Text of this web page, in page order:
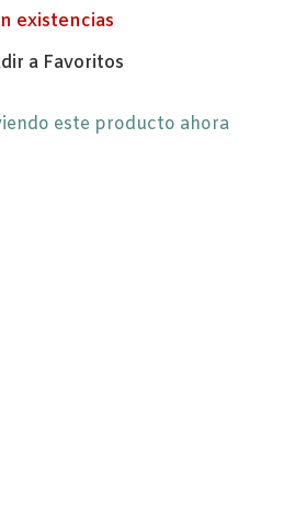
existencias
a Favoritos
este producto ahora